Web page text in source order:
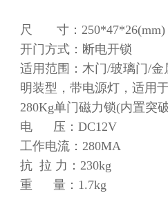
尺 寸：250*47*26(mm)
开门方式：断电开锁
适用范围：木门/玻璃门/金
明装型，带电源灯，适用
280Kg单门磁力锁(内置突
电 压：DC12V
工作电流：280MA
抗 拉 力：230kg
重 量：1.7kg